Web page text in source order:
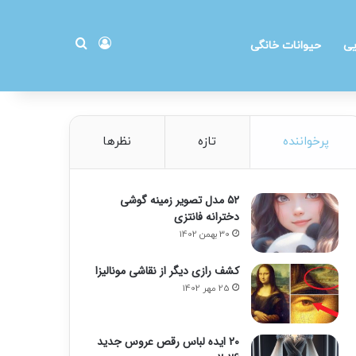
حیوانات خانگی ورود
پرخواننده تازه نظرها
۵۲ مدل تصویر زمینه گوشی
دخترانه فانتزی
30 بهمن 1402
کشف رازی دیگر از نقاشی مونالیزا
25 مهر 1402
20 ایده لباس رقص عروس جدید